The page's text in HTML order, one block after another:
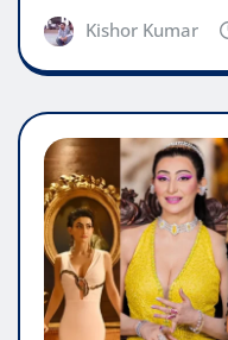
Kishor Kumar